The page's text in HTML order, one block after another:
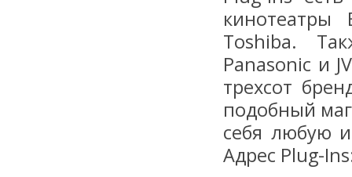
Toshiba.
Panasonic и
трехсот
подобный
себя любую
Адрес Plug-